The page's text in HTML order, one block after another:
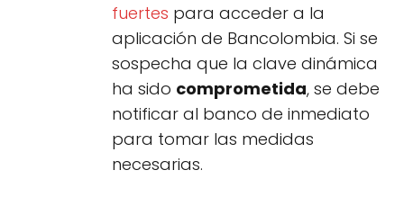
fuertes para acceder a la
aplicación de Bancolombia. Si se
sospecha que la clave dinámica
ha sido comprometida, se debe
notificar al banco de inmediato
para tomar las medidas
necesarias.